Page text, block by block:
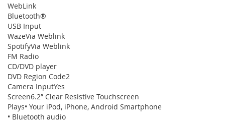
WebLink
Bluetooth®
USB Input
WazeVia Weblink
SpotifyVia Weblink
FM Radio
CD/DVD player
DVD Region Code2
Camera InputYes
Screen6.2″ Clear Resistive Touchscreen
Plays• Your iPod, iPhone, Android Smartphone
• Bluetooth audio